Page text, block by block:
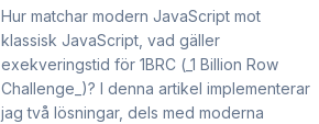
Hur matchar modern JavaScript mot
klassisk JavaScript, vad gäller
exekveringstid för 1BRC (_1 Billion Row
Challenge_)? I denna artikel implementerar
jag två lösningar, dels med moderna